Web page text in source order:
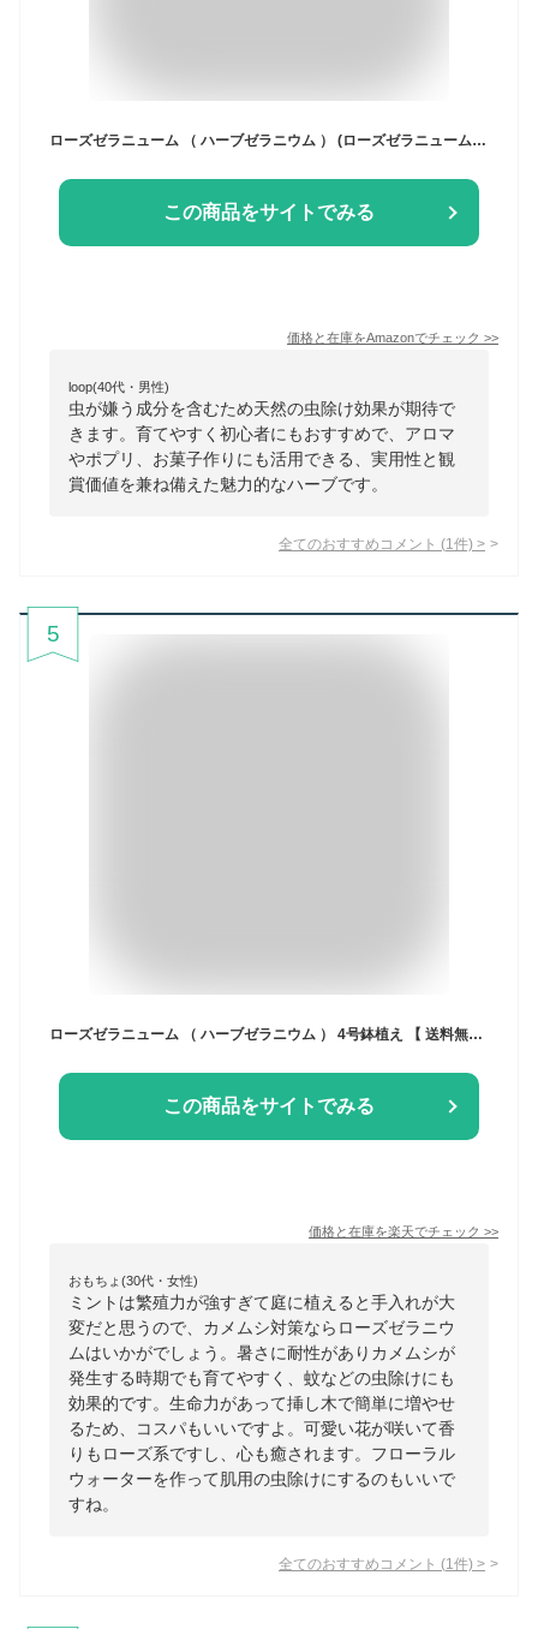
ローズゼラニューム （ ハーブゼラニウム ） (ローズゼラニューム（ハーブゼラニウム）4号鉢植え)
この商品をサイトでみる
価格と在庫をAmazonでチェック >>
loop(40代・男性)
虫が嫌う成分を含むため天然の虫除け効果が期待で
きます。育てやすく初心者にもおすすめで、アロマ
やポプリ、お菓子作りにも活用できる、実用性と観
賞価値を兼ね備えた魅力的なハーブです。
全てのおすすめコメント (1 件) >
5
ローズゼラニューム （ ハーブゼラニウム ） 4号鉢植え 【 送料無料 】 【 2個セット 】
この商品をサイトでみる
価格と在庫を楽天でチェック >>
おもちょ(30代・女性)
ミントは繁殖力が強すぎて庭に植えると手入れが大
変だと思うので、カメムシ対策ならローズゼラニウ
ムはいかがでしょう。暑さに耐性がありカメムシが
発生する時期でも育てやすく、蚊などの虫除けにも
効果的です。生命力があって挿し木で簡単に増やせ
るため、コスパもいいですよ。可愛い花が咲いて香
りもローズ系ですし、心も癒されます。フローラル
ウォーターを作って肌用の虫除けにするのもいいで
すね。
全てのおすすめコメント (1 件) >